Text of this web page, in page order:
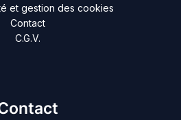
et gestion des cookies
Contact
C.G.V.